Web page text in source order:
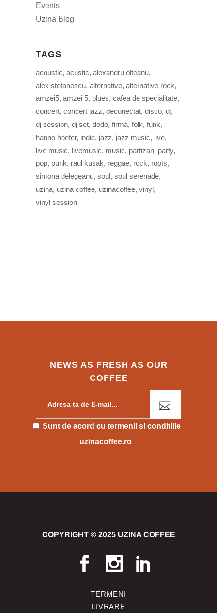
Events
Uzina Blog
TAGS
acoustic acustic alexandru olteanu
alex stefanescu alternative alternative rock
amzei5 amzei 5 blues cafea de specialitate
concert concert jazz deconectat disco dj
dj session dj set dodo firma folk funk
hanno hoefer indie jazz jazz music live
live music livemusic music partizan party
pop punk raul kusak reggae rock roots
simona delegeanu soul soul serenade
uzina uzina coffee uzinacoffee vinyl
vinyl session
NEWS AS FRESH AS OUR
COFFEE
Please leave this field empty.
Sunt de acord cu termenii si conditiile
uzinacoffee.ro
COPYRIGHT © 2025 UZINA COFFEE
TERMENI
LIVRARE